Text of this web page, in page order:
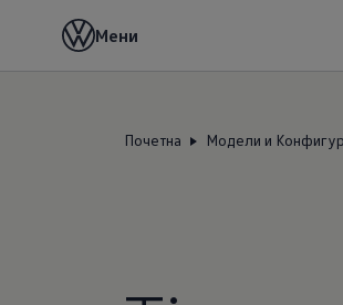
Мени
Почетна Модели и